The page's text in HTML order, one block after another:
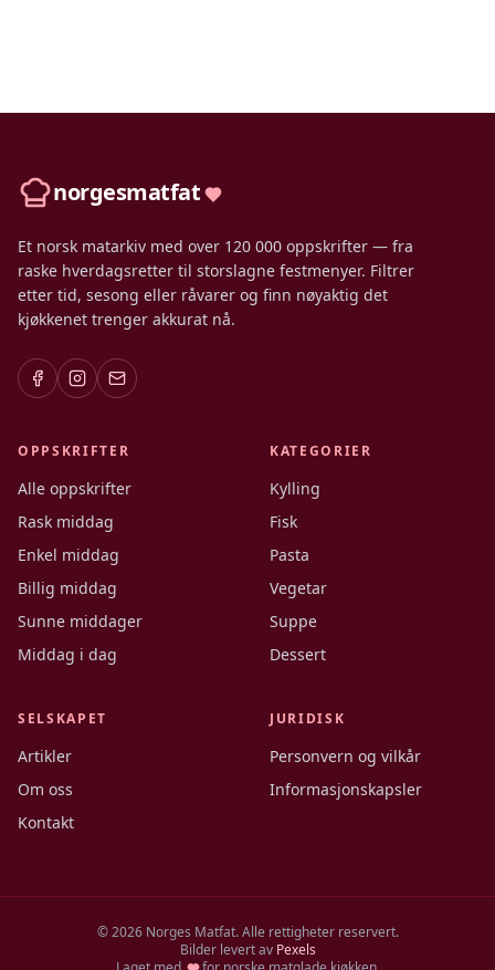
norgesmatfat
Et norsk matarkiv med over 120 000 oppskrifter — fra
raske hverdagsretter til storslagne festmenyer. Filtrer
etter tid, sesong eller råvarer og finn nøyaktig det
kjøkkenet trenger akkurat nå.
OPPSKRIFTER
Alle oppskrifter
Rask middag
Enkel middag
Billig middag
Sunne middager
Middag i dag
KATEGORIER
Kylling
Fisk
Pasta
Vegetar
Suppe
Dessert
SELSKAPET
Artikler
Om oss
Kontakt
JURIDISK
Personvern og vilkår
Informasjonskapsler
©2026Norges Matfat. Alle rettigheter reservert.
Bilder levert av Pexels